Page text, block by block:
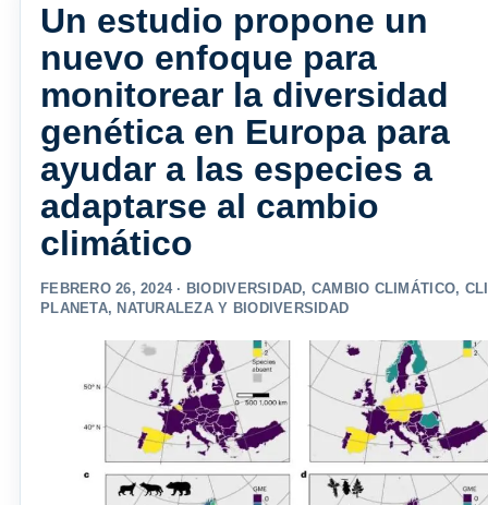
Un estudio propone un
nuevo enfoque para
monitorear la diversidad
genética en Europa para
ayudar a las especies a
adaptarse al cambio
climático
FEBRERO 26, 2024 · BIODIVERSIDAD, CAMBIO CLIMÁTICO,
PLANETA, NATURALEZA Y BIODIVERSIDAD